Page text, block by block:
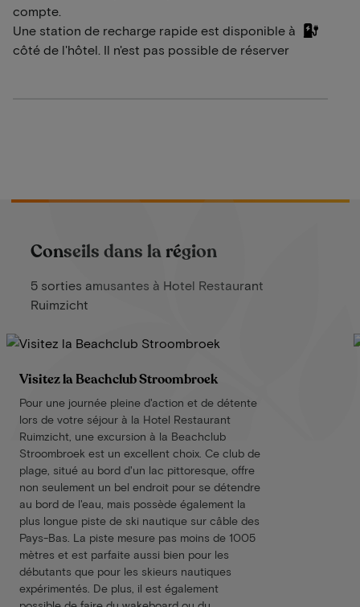
compte.
Une station de recharge rapide est disponible à
côté de l'hôtel. Il n'est pas possible de réserver
Conseils dans la région
5 sorties amusantes à Hotel Restaurant
Ruimzicht
Visitez la Beachclub Stroombroek
Pour une journée pleine d'action et de détente
lors de votre séjour à la Hotel Restaurant
Ruimzicht, une excursion à la Beachclub
Stroombroek est un excellent choix. Ce club de
plage, situé au bord d'un lac pittoresque, offre
non seulement un bel endroit pour se détendre
au bord de l'eau, mais possède également la
plus longue piste de ski nautique sur câble des
Pays-Bas. La piste mesure pas moins de 1005
mètres et est parfaite aussi bien pour les
débutants que pour les skieurs nautiques
expérimentés. De plus, il est également